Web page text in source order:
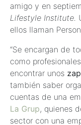
amigo y en
Lifestyle Institute.
ellos llaman
“Se encargan de
como
encontrar unos
también saber
cuentas de una
La Grup, quienes
sector con una